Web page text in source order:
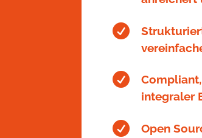


Compliant,
integraler

Open